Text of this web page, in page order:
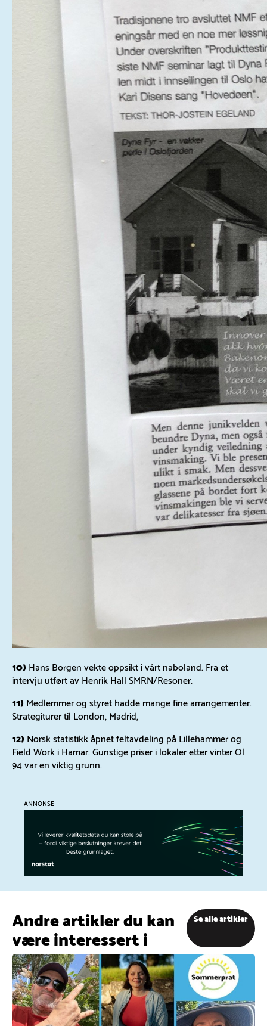
10) Hans Borgen vekte oppsikt i vårt naboland. Fra et
intervju utført av Henrik Hall SMRN/Resoner.
11) Medlemmer og styret hadde mange fine arrangementer.
Strategiturer til London, Madrid,
12) Norsk statistikk åpnet feltavdeling på Lillehammer og
Field Work i Hamar. Gunstige priser i lokaler etter vinter Ol
94 var en viktig grunn.
ANNONSE
Andre artikler du kan
være interessert i
Se alle artikler